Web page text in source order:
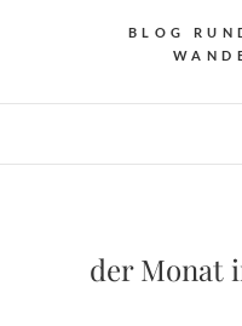
BLOG
der Monat